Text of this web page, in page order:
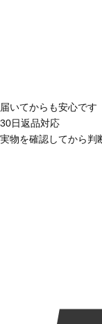
届いてからも安心です
30日返品対応
実物を確認してから判